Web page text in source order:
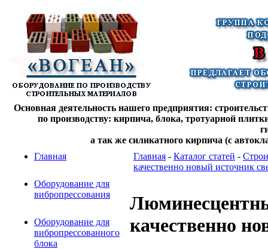
Основная деятельность нашего предприятия:
по производству: кирпича, блока, тротуарной
а так же силикатного кирпича (с
Главная
Оборудование для
вибропрессования
Оборудование для
вибропрессованного
блока
Главная - Каталог статей -
качественно новый источник
качественно